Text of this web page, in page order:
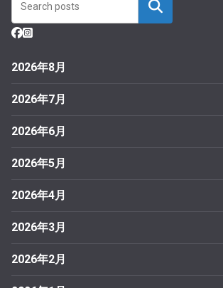
2026年8月
2026年7月
2026年6月
2026年5月
2026年4月
2026年3月
2026年2月